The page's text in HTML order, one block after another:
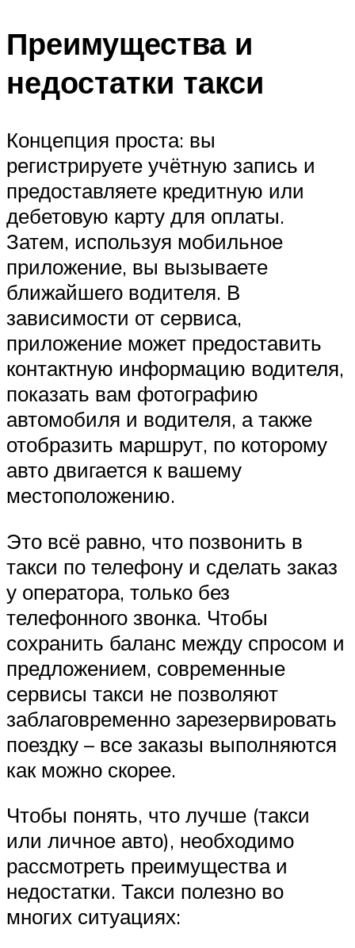
Преимущества и
недостатки такси
Концепция проста: вы
регистрируете учётную запись и
предоставляете кредитную или
дебетовую карту для оплаты.
Затем, используя мобильное
приложение, вы вызываете
ближайшего водителя. В
зависимости от сервиса,
приложение может предоставить
контактную информацию водителя,
показать вам фотографию
автомобиля и водителя, а также
отобразить маршрут, по которому
авто двигается к вашему
местоположению.
Это всё равно, что позвонить в
такси по телефону и сделать заказ
у оператора, только без
телефонного звонка. Чтобы
сохранить баланс между спросом и
предложением, современные
сервисы такси не позволяют
заблаговременно зарезервировать
поездку – все заказы выполняются
как можно скорее.
Чтобы понять, что лучше (такси
или личное авто), необходимо
рассмотреть преимущества и
недостатки. Такси полезно во
многих ситуациях: